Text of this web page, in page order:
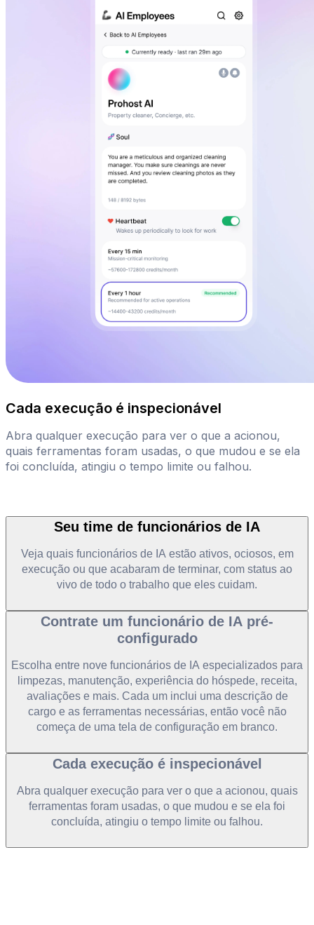
Cada execução é inspecionável
Abra qualquer execução para ver o que a acionou,
quais ferramentas foram usadas, o que mudou e se ela
foi concluída, atingiu o tempo limite ou falhou.
Seu time de funcionários de IA
Veja quais funcionários de IA estão ativos, ociosos, em
execução ou que acabaram de terminar, com status ao
vivo de todo o trabalho que eles cuidam.
Contrate um funcionário de IA pré-
configurado
Escolha entre nove funcionários de IA especializados para
limpezas, manutenção, experiência do hóspede, receita,
avaliações e mais. Cada um inclui uma descrição de
cargo e as ferramentas necessárias, então você não
começa de uma tela de configuração em branco.
Cada execução é inspecionável
Abra qualquer execução para ver o que a acionou, quais
ferramentas foram usadas, o que mudou e se ela foi
concluída, atingiu o tempo limite ou falhou.